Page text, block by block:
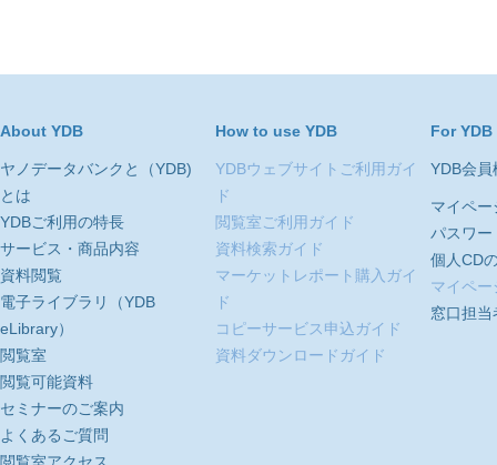
About YDB
ヤノデータバンクと（YDB)
とは
YDBご利用の特長
サービス・商品内容
資料閲覧
電子ライブラリ（YDB
eLibrary）
閲覧室
閲覧可能資料
セミナーのご案内
よくあるご質問
How to use YDB
YDBウェブサイトご利用ガイ
ド
閲覧室ご利用ガイド
資料検索ガイド
マーケットレポート購入ガイ
ド
コピーサービス申込ガイド
資料ダウンロードガイド
For
YDB会員
マイペー
パスワー
個人CD
マイペー
窓口担